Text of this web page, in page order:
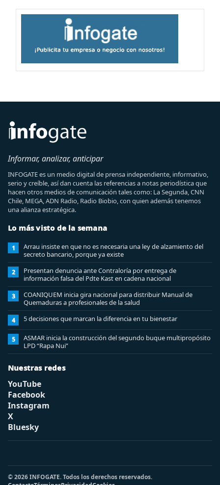
Informar, analizar, anticipar
INFOGATE es un medio digital de prensa independiente, informativo,
serio y creíble, así dan cuenta las referencias a notas periodística que
hacen otros medios de comunicación tales como: La Segunda, CNN
Chile, MEGA, ADN Radio, Radio Biobio, con quien además tenemos
una alianza estratégica.
Lo más visto de la semana
1
Arrau insiste en que no es necesaria una ley de alzamiento del
secreto bancario, porque ya existe
2
Presentan denuncia ante Contraloría por entrega de
información falsa del Pdte Kast en cadena nacional
3
COANIQUEM inicia gira nacional para distribuir Manual de
Quemaduras a profesionales de la salud
4 5 decisiones que marcan la diferencia en tu bienestar
5
ASMAR inicia la construcción del segundo buque multipropósito
LPD “Rapa Nui”
Nuestras redes
YouTube
Facebook
Instagram
X
Bluesky
© 2026 INFOGATE. Todos los derechos reservados.